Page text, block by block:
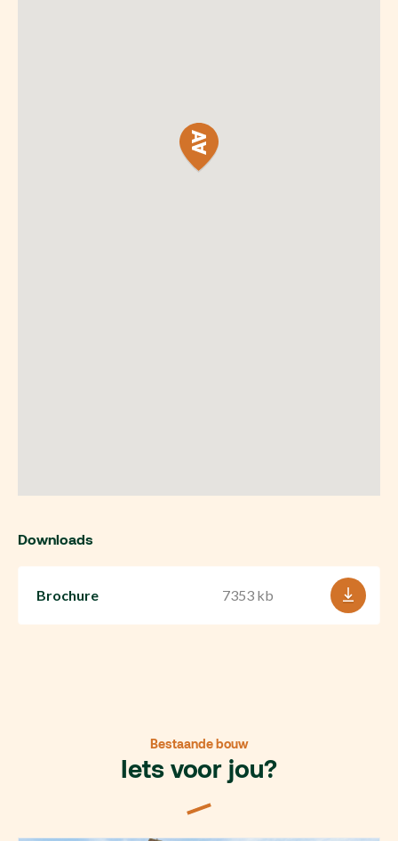
Downloads
Brochure 7353 kb
Bestaande bouw
Iets voor jou?